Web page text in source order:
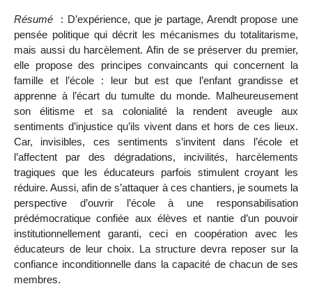
Résumé
: D’expérience, que je partage, Arendt propose une
pensée politique qui décrit les mécanismes du totalitarisme,
mais aussi du harcèlement. Afin de se préserver du premier,
elle propose des principes convaincants qui concernent la
famille et l’école : leur but est que l’enfant grandisse et
apprenne à l’écart du tumulte du monde. Malheureusement
son élitisme et sa colonialité la rendent aveugle aux
sentiments d’injustice qu’ils vivent dans et hors de ces lieux.
Car, invisibles, ces sentiments s’invitent dans l’école et
l’affectent par des dégradations, incivilités, harcèlements
tragiques que les éducateurs parfois stimulent croyant les
réduire. Aussi, afin de s’attaquer à ces chantiers, je soumets la
perspective d’ouvrir l’école à une responsabilisation
prédémocratique confiée aux élèves et nantie d’un pouvoir
institutionnellement garanti, ceci en coopération avec les
éducateurs de leur choix. La structure devra reposer sur la
confiance inconditionnelle dans la capacité de chacun de ses
membres.